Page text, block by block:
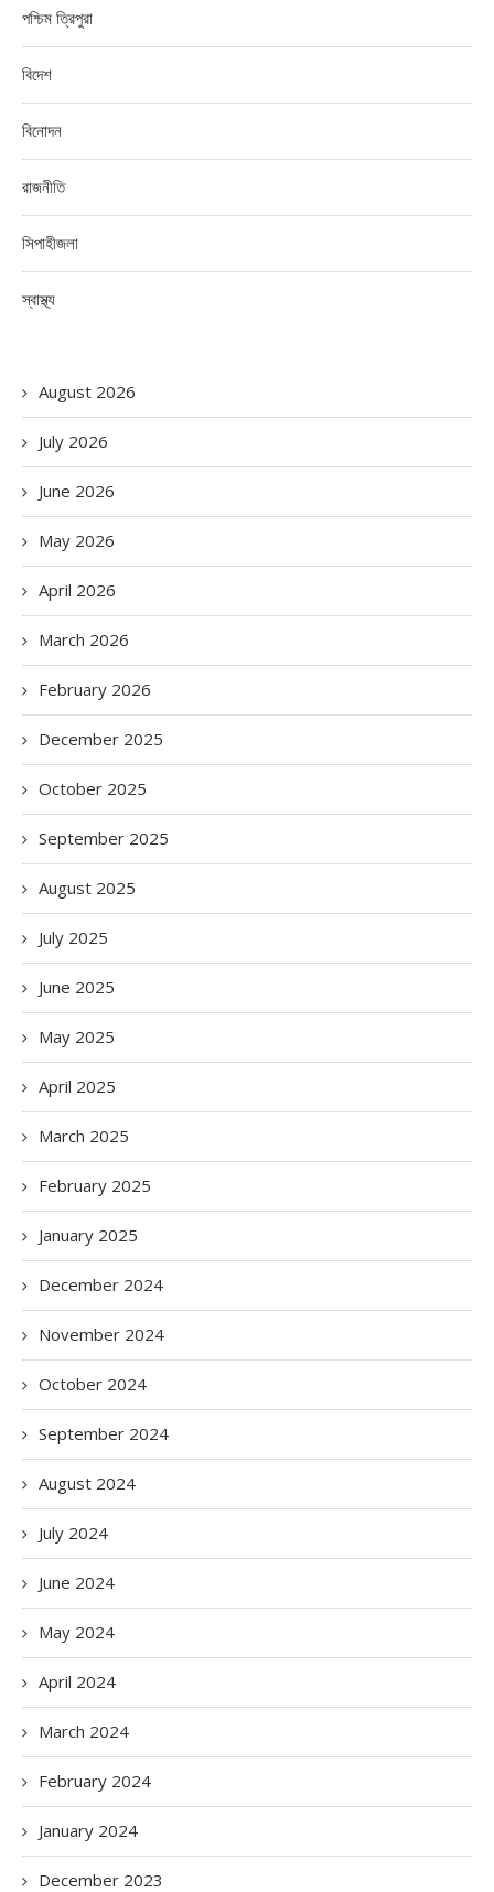
পশ্চিম ত্রিপুরা
বিদেশ
বিনোদন
রাজনীতি
সিপাহীজলা
স্বাস্থ্য
August 2026
July 2026
June 2026
May 2026
April 2026
March 2026
February 2026
December 2025
October 2025
September 2025
August 2025
July 2025
June 2025
May 2025
April 2025
March 2025
February 2025
January 2025
December 2024
November 2024
October 2024
September 2024
August 2024
July 2024
June 2024
May 2024
April 2024
March 2024
February 2024
January 2024
December 2023